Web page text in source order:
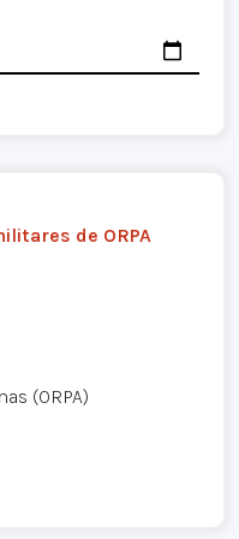
de ORPA
(ORPA)